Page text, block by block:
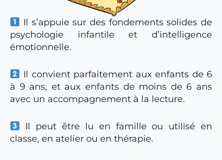
Il s’appuie sur des fondements solides de
psychologie infantile et d’intelligence
émotionnelle.
Il convient parfaitement aux enfants de 6
à 9 ans, et aux enfants de moins de 6 ans
avec un accompagnement à la lecture.
Il peut être lu en famille ou utilisé en
classe, en atelier ou en thérapie.